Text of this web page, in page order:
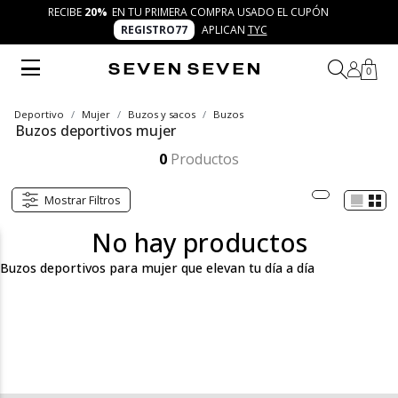
RECIBE 20% EN TU PRIMERA COMPRA USADO EL CUPÓN
REGISTRO77
APLICAN TYC
0
Deportivo Mujer Buzos y sacos Buzos
Buzos deportivos mujer
0 Productos
Mostrar Filtros
No hay productos
Buzos deportivos para mujer que elevan tu día a día
looks, con la autenticidad y frescura que caracteriza a la marca.